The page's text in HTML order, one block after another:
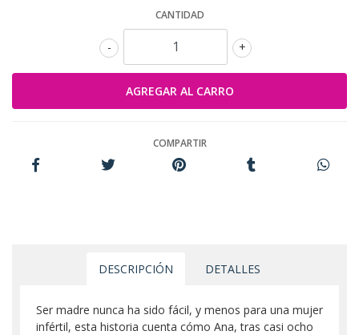
CANTIDAD
+
-
COMPARTIR
DESCRIPCIÓN DETALLES
Ser madre nunca ha sido fácil, y menos para una mujer
infértil, esta historia cuenta cómo Ana, tras casi ocho